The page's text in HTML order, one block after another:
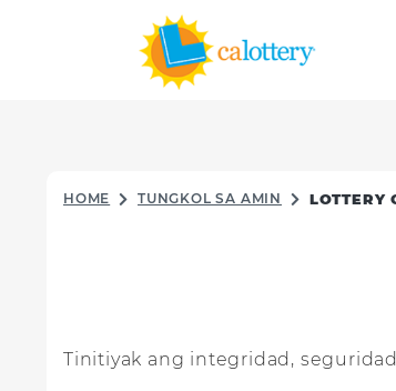
HOME TUNGKOL SA AMIN LOTTERY
Tinitiyak ang integridad,